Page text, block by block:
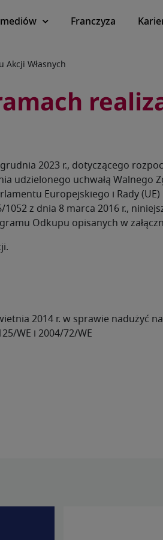
Franczyza
Akcji Własnych
2023 r., dotyczącego
uchwałą Walnego
Europejskiego i Rady (UE)
z dnia 8 marca 2016 r.,
Odkupu opisanych w
2014 r. w sprawie nadużyć
WE i 2004/72/WE